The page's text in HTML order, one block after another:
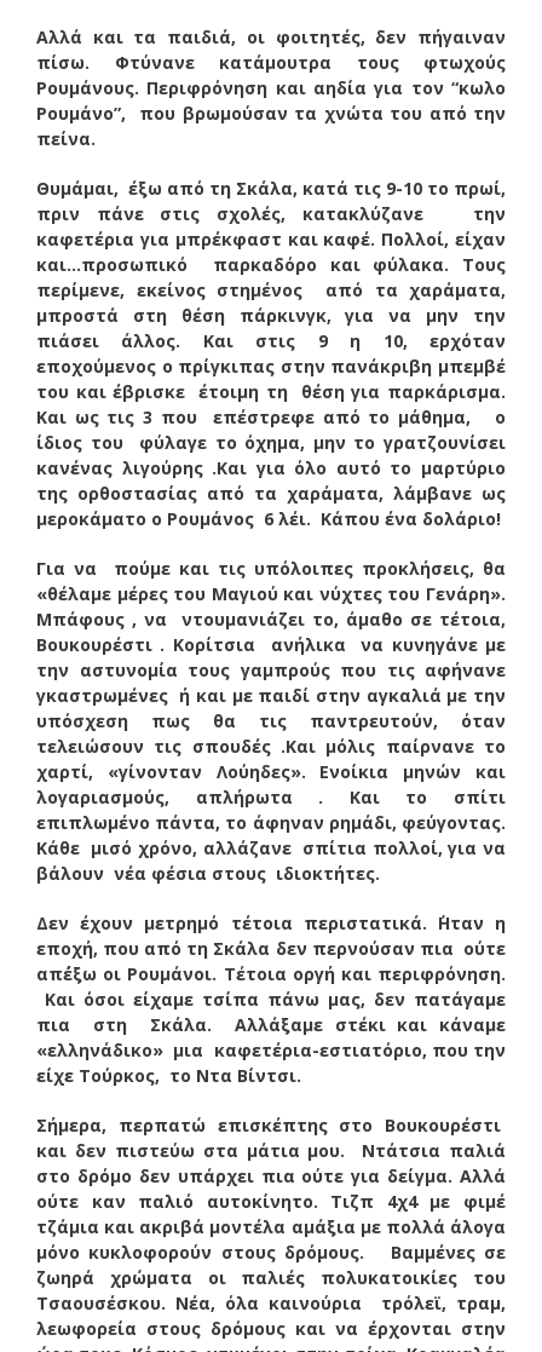
Αλλά και τα παιδιά, οι φοιτητές, δεν πήγαιναν
πίσω. Φτύνανε κατάμουτρα τους φτωχούς
Ρουμάνους. Περιφρόνηση και αηδία για τον “κωλο
Ρουμάνο”, που βρωμούσαν τα χνώτα του από την
πείνα.
Θυμάμαι, έξω από τη Σκάλα, κατά τις 9-10 το πρωί,
πριν πάνε στις σχολές, κατακλύζανε την
καφετέρια για μπρέκφαστ και καφέ. Πολλοί, είχαν
και…προσωπικό παρκαδόρο και φύλακα. Τους
περίμενε, εκείνος στημένος από τα χαράματα,
μπροστά στη θέση πάρκινγκ, για να μην την
πιάσει άλλος. Και στις 9 η 10, ερχόταν
εποχούμενος ο πρίγκιπας στην πανάκριβη μπεμβέ
του και έβρισκε έτοιμη τη θέση για παρκάρισμα.
Και ως τις 3 που επέστρεφε από το μάθημα, ο
ίδιος του φύλαγε το όχημα, μην το γρατζουνίσει
κανένας λιγούρης .Και για όλο αυτό το μαρτύριο
της ορθοστασίας από τα χαράματα, λάμβανε ως
μεροκάματο ο Ρουμάνος 6 λέι. Κάπου ένα δολάριο!
Για να πούμε και τις υπόλοιπες προκλήσεις, θα
«θέλαμε μέρες του Μαγιού και νύχτες του Γενάρη».
Μπάφους , να ντουμανιάζει το, άμαθο σε τέτοια,
Βουκουρέστι . Κορίτσια ανήλικα να κυνηγάνε με
την αστυνομία τους γαμπρούς που τις αφήνανε
γκαστρωμένες ή και με παιδί στην αγκαλιά με την
υπόσχεση πως θα τις παντρευτούν, όταν
τελειώσουν τις σπουδές .Και μόλις παίρνανε το
χαρτί, «γίνονταν Λούηδες». Ενοίκια μηνών και
λογαριασμούς, απλήρωτα . Και το σπίτι
επιπλωμένο πάντα, το άφηναν ρημάδι, φεύγοντας.
Κάθε μισό χρόνο, αλλάζανε σπίτια πολλοί, για να
βάλουν νέα φέσια στους ιδιοκτήτες.
Δεν έχουν μετρημό τέτοια περιστατικά. ΄Ηταν η
εποχή, που από τη Σκάλα δεν περνούσαν πια ούτε
απ΄έξω οι Ρουμάνοι. Τέτοια οργή και περιφρόνηση.
Και όσοι είχαμε τσίπα πάνω μας, δεν πατάγαμε
πια στη Σκάλα. Αλλάξαμε στέκι και κάναμε
«ελληνάδικο» μια καφετέρια-εστιατόριο, που την
είχε Τούρκος, το Ντα Βίντσι.
Σήμερα, περπατώ επισκέπτης στο Βουκουρέστι
και δεν πιστεύω στα μάτια μου. Ντάτσια παλιά
στο δρόμο δεν υπάρχει πια ούτε για δείγμα. Αλλά
ούτε καν παλιό αυτοκίνητο. Τιζπ 4χ4 με φιμέ
τζάμια και ακριβά μοντέλα αμάξια με πολλά άλογα
μόνο κυκλοφορούν στους δρόμους. Βαμμένες σε
ζωηρά χρώματα οι παλιές πολυκατοικίες του
Τσαουσέσκου. Νέα, όλα καινούρια τρόλεϊ, τραμ,
λεωφορεία στους δρόμους και να έρχονται στην